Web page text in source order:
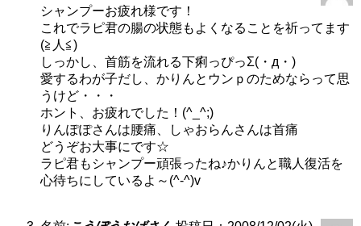
シャンプーお疲れ様です！
これでラピ君の腸の状態もよくなることを祈ってます
(≧人≦)
しっかし、首筋を流れる下痢っぴっΣ(・д・)
愛するわが子だし、かりんとウンｐのためならって思
うけど・・・
ホント、お疲れでした！(^_^;)
りんぽぽさんは腰痛、しゃおらんさんは首痛
どうぞお大事にです☆
ラピ君もシャンプー頑張ったね♪かりんと職人復活を
心待ちにしているよ～(^-^)v